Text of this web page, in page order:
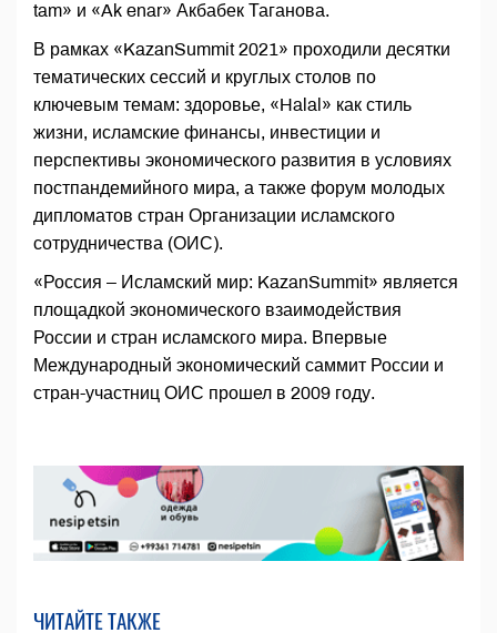
tam» и «Ak enar» Акбабек Таганова.
В рамках «KazanSummit 2021» проходили десятки
тематических сессий и круглых столов по
ключевым темам: здоровье, «Halal» как стиль
жизни, исламские финансы, инвестиции и
перспективы экономического развития в условиях
постпандемийного мира, а также форум молодых
дипломатов стран Организации исламского
сотрудничества (ОИС).
«Россия – Исламский мир: KazanSummit» является
площадкой экономического взаимодействия
России и стран исламского мира. Впервые
Международный экономический саммит России и
стран-участниц ОИС прошел в 2009 году.
ЧИТАЙТЕ ТАКЖЕ